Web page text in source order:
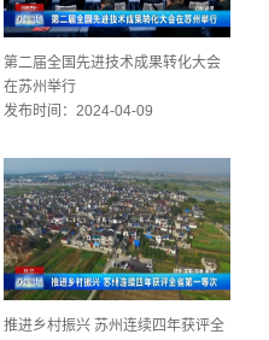
第二届全国先进技术成果转化大会
在苏州举行
发布时间：2024-04-09
推进乡村振兴 苏州连续四年获评全